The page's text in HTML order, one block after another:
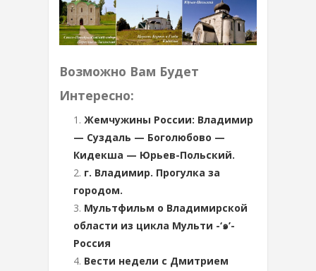
Возможно Вам Будет
Интересно:
Жемчужины России: Владимир
— Суздаль — Боголюбово —
Кидекша — Юрьев-Польский.
г. Владимир. Прогулка за
городом.
Мультфильм о Владимирской
области из цикла Мульти -‘๑’-
Россия
Вести недели с Дмитрием